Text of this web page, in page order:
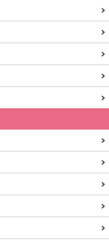
ウェーデン・ウプサラ
イティブ・ヴェルクス
は、昨年夏、ウプ
verkstad（クリ